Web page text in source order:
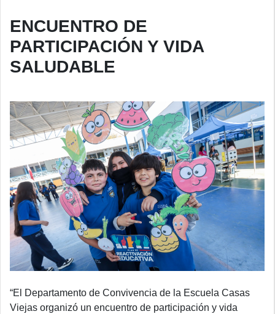
ENCUENTRO DE
PARTICIPACIÓN Y VIDA
SALUDABLE
“El Departamento de Convivencia de la Escuela Casas
Viejas organizó un encuentro de participación y vida